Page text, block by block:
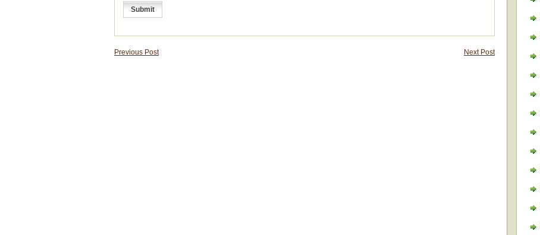
Previous Post Next Post